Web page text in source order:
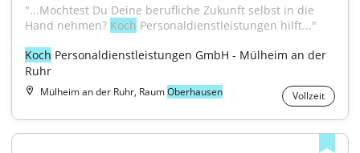
"...Möchtest Du Deine berufliche Zukunft selbst in die
Hand nehmen? Koch Personaldienstleistungen hilft..."
Koch Personaldienstleistungen GmbH - Mülheim an der
Ruhr
Mülheim an der Ruhr, RaumOberhausen Vollzeit